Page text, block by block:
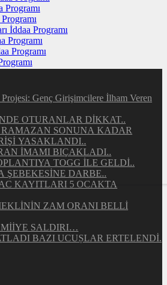
Programı
İddaa Programı
Programı
Programı
Genç Girişimcilere İlham Veren
OTURANLAR DİKKAT..
SONUNA KADAR
YASAKLANDI..
İMAMI BIÇAKLADI..
TOGG İLE GELDİ..
ŞEBEKESİNE DARBE..
KAYITLARI 5 OCAKTA
ZAM ORANI BELLİ
SALDIRI…
BAZI UCUṢLAR ERTELENDİ.